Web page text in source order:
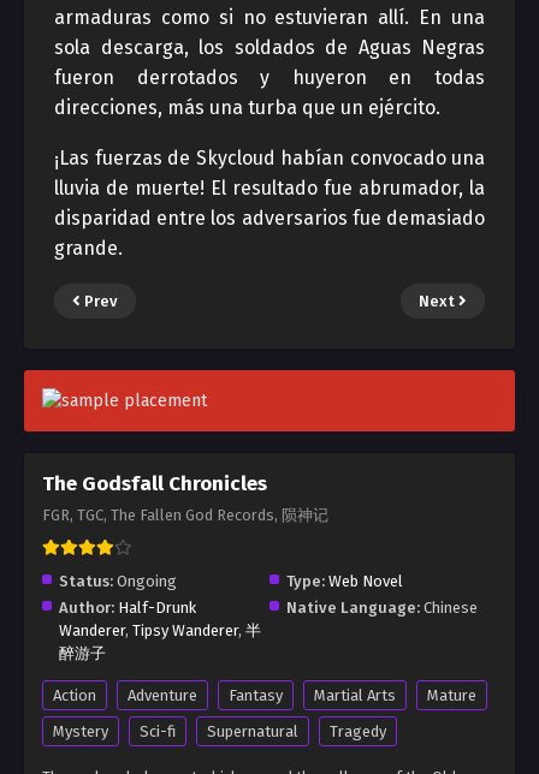
armaduras como si no estuvieran allí. En una
sola descarga, los soldados de Aguas Negras
fueron derrotados y huyeron en todas
direcciones, más una turba que un ejército.
¡Las fuerzas de Skycloud habían convocado una
lluvia de muerte! El resultado fue abrumador, la
disparidad entre los adversarios fue demasiado
grande.
Prev Next
The Godsfall Chronicles
FGR, TGC, The Fallen God Records, 陨神记
Status: Ongoing Type: Web Novel
Author: Half-Drunk
Wanderer, Tipsy Wanderer, 半
醉游子
Native Language: Chinese
Action Adventure Fantasy Martial Arts
Mature
Mystery
Sci-fi Supernatural Tragedy